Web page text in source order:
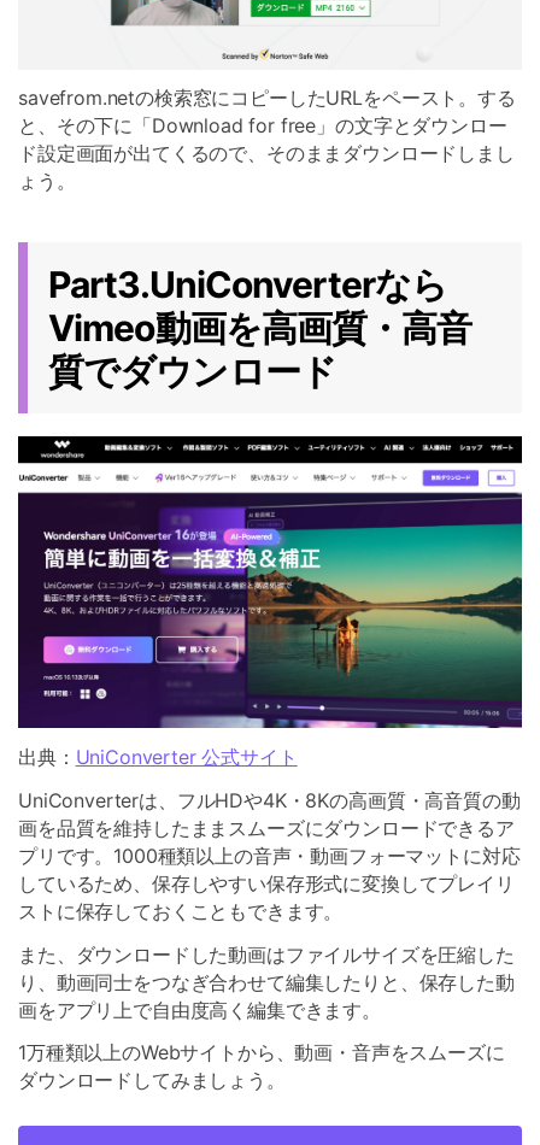
savefrom.netの検索窓にコピーしたURLをペースト。する
と、その下に「Download for free」の文字とダウンロー
ド設定画面が出てくるので、そのままダウンロードしまし
ょう。
Part3.UniConverterなら
Vimeo動画を高画質・高音
質でダウンロード
出典： UniConverter 公式サイト
UniConverterは、フルHDや4K・8Kの高画質・高音質の動
画を品質を維持したままスムーズにダウンロードできるア
プリです。1000種類以上の音声・動画フォーマットに対応
しているため、保存しやすい保存形式に変換してプレイリ
ストに保存しておくこともできます。
また、ダウンロードした動画はファイルサイズを圧縮した
り、動画同士をつなぎ合わせて編集したりと、保存した動
画をアプリ上で自由度高く編集できます。
1万種類以上のWebサイトから、動画・音声をスムーズに
ダウンロードしてみましょう。